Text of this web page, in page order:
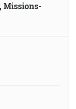
Missions-